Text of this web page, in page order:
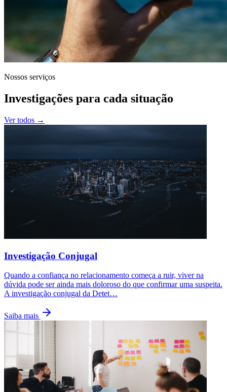
Nossos serviços
Investigações para cada situação
Ver todos →
Investigação Conjugal
Quando a confiança no relacionamento começa a ruir, viver na
dúvida pode ser ainda mais doloroso do que confirmar uma suspeita.
A investigação conjugal da Detet…
Saiba mais